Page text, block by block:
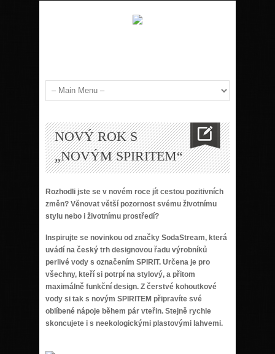
NOVÝ ROK S
„NOVÝM SPIRITEM“
Rozhodli jste se v novém roce jít cestou pozitivních
změn? Věnovat větší pozornost svému životnímu
stylu nebo i životnímu prostředí?
Inspirujte se novinkou od značky SodaStream, která
uvádí na český trh designovou řadu výrobníků
perlivé vody s označením SPIRIT. Určena je pro
všechny, kteří si potrpí na stylový, a přitom
maximálně funkční design. Z čerstvé kohoutkové
vody si tak s novým SPIRITEM připravíte své
oblíbené nápoje během pár vteřin. Stejně rychle
skoncujete i s neekologickými plastovými lahvemi.